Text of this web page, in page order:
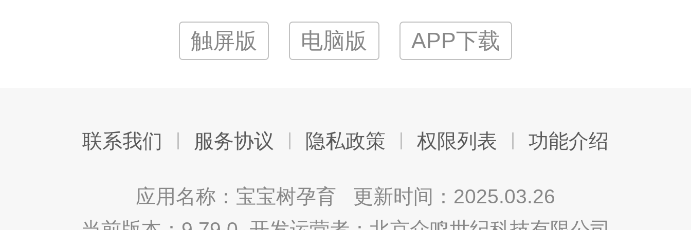
触屏版 电脑版 APP下载
联系我们 服务协议 隐私政策 权限列表 功能介绍
应用名称：宝宝树孕育 更新时间：2025.03.26